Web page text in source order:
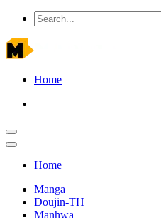
Home
Home
Manga
Doujin-TH
Manhwa